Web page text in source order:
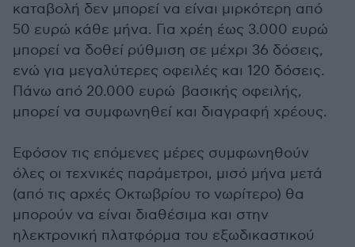
καταβολή δεν μπορεί να είναι μιρκότερη από
50 ευρώ κάθε μήνα. Για χρέη έως 3.000 ευρώ
μπορεί να δοθεί ρύθμιση σε μέχρι 36 δόσεις,
ενώ για μεγαλύτερες οφειλές και 120 δόσεις.
Πάνω από 20.000 ευρώ βασικής οφειλής,
μπορεί να συμφωνηθεί και διαγραφή χρέους.
Εφόσον τις επόμενες μέρες συμφωνηθούν
όλες οι τεχνικές παράμετροι, μισό μήνα μετά
(από τις αρχές Οκτωβρίου το νωρίτερο) θα
μπορούν να είναι διαθέσιμα και στην
ηλεκτρονική πλατφόρμα του εξωδικαστικού